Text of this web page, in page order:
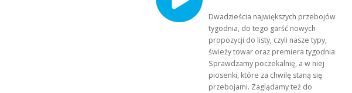
Dwadzieścia największych przebojów
tygodnia, do tego garść nowych
propozycji do listy, czyli nasze typy,
świeży towar oraz premiera tygodnia!
Sprawdzamy poczekalnię, a w niej
piosenki, które za chwilę staną się
przebojami. Zaglądamy też do